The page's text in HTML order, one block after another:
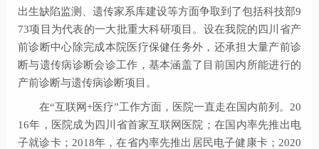
出生缺陷监测、遗传家系库建设等方面争取到了包括科技部9
73项目为代表的一大批重大科研项目。设在我院的四川省产
前诊断中心除完成本院医疗保健任务外，还承担大量产前诊
断与遗传病诊断会诊工作，基本涵盖了目前国内所能进行的
产前诊断与遗传病诊断项目。
在“互联网+医疗”工作方面，医院一直走在国内前列。20
16年，医院成为四川省首家互联网医院；在国内率先推出电
子就诊卡；2018年，在省内率先推出居民电子健康卡；2020